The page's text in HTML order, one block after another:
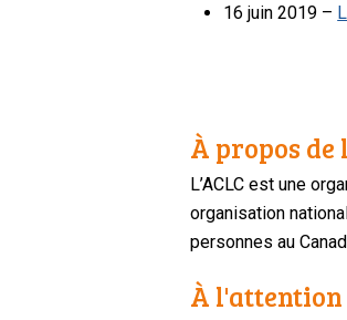
16 juin 2019 –
À propos
L’ACLC est une
organisation
personnes au
À l'attention